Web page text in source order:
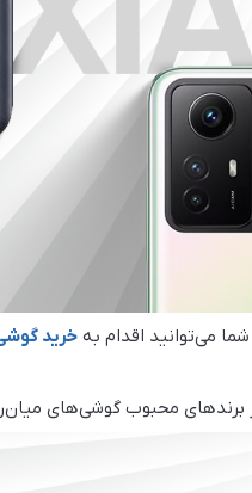
شما می‌توانید اقدام به خرید
برندهای محبوب گوشی‌های